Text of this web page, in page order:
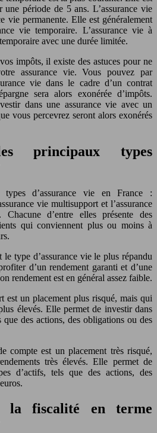
une période de 5 ans. L’assurance vie
vie permanente. Elle est généralement
vie temporaire. L’assurance vie à
avec une durée limitée.
impôts, il existe des astuces pour ne
assurance vie. Vous pouvez par
vie dans le cadre d’un contrat
sera alors exonérée d’impôts.
dans une assurance vie avec un
vous percevrez seront alors exonérés
principaux types
d’assurance vie en France :
vie multisupport et l’assurance
d’entre elles présente des
qui conviennent plus ou moins à
le type d’assurance vie le plus répandu
d’un rendement garanti et d’une
rendement est en général assez faible.
est un placement plus risqué, mais qui
élevés. Elle permet de investir dans
que des actions, des obligations ou des
compte est un placement très risqué,
très élevés. Elle permet de
d’actifs, tels que des actions, des
la fiscalité en terme